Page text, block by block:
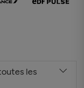
les